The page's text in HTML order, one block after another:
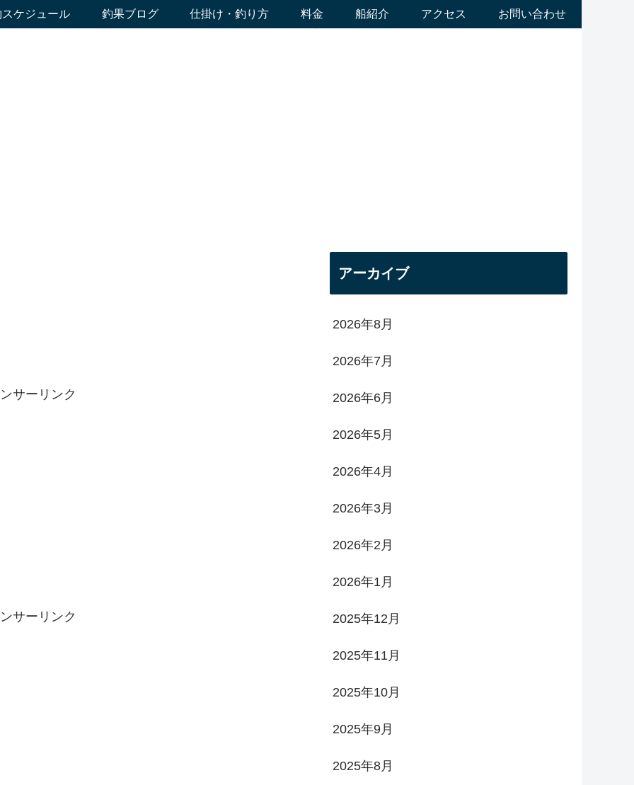
ケジュール 釣果ブログ 仕掛け・釣り方 料金 船紹介 アクセス お問い合わせ
サーリンク
サーリンク
アーカイブ
2026年8月
2026年7月
2026年6月
2026年5月
2026年4月
2026年3月
2026年2月
2026年1月
2025年12月
2025年11月
2025年10月
2025年9月
2025年8月